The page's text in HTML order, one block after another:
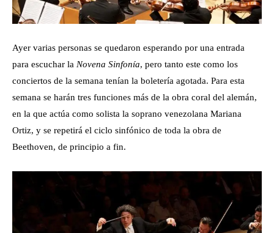
Ayer varias personas se quedaron esperando por una entrada
para escuchar la Novena Sinfonía, pero tanto este como los
conciertos de la semana tenían la boletería agotada. Para esta
semana se harán tres funciones más de la obra coral del alemán,
en la que actúa como solista la soprano venezolana Mariana
Ortiz, y se repetirá el ciclo sinfónico de toda la obra de
Beethoven, de principio a fin.